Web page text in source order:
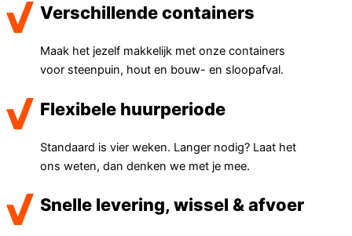
Verschillende containers
Maak het jezelf makkelijk met onze containers
voor steenpuin, hout en bouw- en sloopafval.
Flexibele huurperiode
Standaard is vier weken. Langer nodig? Laat het
ons weten, dan denken we met je mee.
Snelle levering, wissel & afvoer